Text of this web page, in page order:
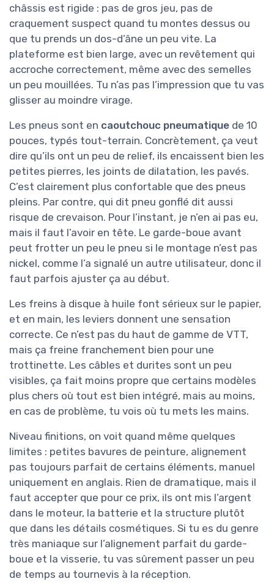
châssis est rigide : pas de gros jeu, pas de
craquement suspect quand tu montes dessus ou
que tu prends un dos-d’âne un peu vite. La
plateforme est bien large, avec un revêtement qui
accroche correctement, même avec des semelles
un peu mouillées. Tu n’as pas l’impression que tu vas
glisser au moindre virage.
Les pneus sont en caoutchouc pneumatique de 10
pouces, typés tout-terrain. Concrètement, ça veut
dire qu’ils ont un peu de relief, ils encaissent bien les
petites pierres, les joints de dilatation, les pavés.
C’est clairement plus confortable que des pneus
pleins. Par contre, qui dit pneu gonflé dit aussi
risque de crevaison. Pour l’instant, je n’en ai pas eu,
mais il faut l’avoir en tête. Le garde-boue avant
peut frotter un peu le pneu si le montage n’est pas
nickel, comme l’a signalé un autre utilisateur, donc il
faut parfois ajuster ça au début.
Les freins à disque à huile font sérieux sur le papier,
et en main, les leviers donnent une sensation
correcte. Ce n’est pas du haut de gamme de VTT,
mais ça freine franchement bien pour une
trottinette. Les câbles et durites sont un peu
visibles, ça fait moins propre que certains modèles
plus chers où tout est bien intégré, mais au moins,
en cas de problème, tu vois où tu mets les mains.
Niveau finitions, on voit quand même quelques
limites : petites bavures de peinture, alignement
pas toujours parfait de certains éléments, manuel
uniquement en anglais. Rien de dramatique, mais il
faut accepter que pour ce prix, ils ont mis l’argent
dans le moteur, la batterie et la structure plutôt
que dans les détails cosmétiques. Si tu es du genre
très maniaque sur l’alignement parfait du garde-
boue et la visserie, tu vas sûrement passer un peu
de temps au tournevis à la réception.